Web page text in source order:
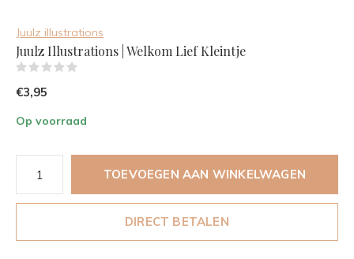
Juulz illustrations
Juulz Illustrations | Welkom Lief Kleintje
€3,95
Op voorraad
TOEVOEGEN AAN WINKELWAGEN
DIRECT BETALEN